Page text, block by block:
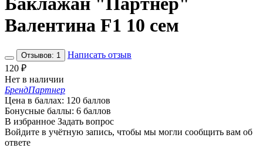
Валентина F1 10 сем
Отзывов: 1
Написать отзыв
120 ₽
Нет в наличии
БрендПартнер
Цена в баллах: 120 баллов
Бонусные баллы: 6 баллов
В избранное Задать вопрос
Войдите в учётную запись, чтобы мы могли сообщить вам об
ответе